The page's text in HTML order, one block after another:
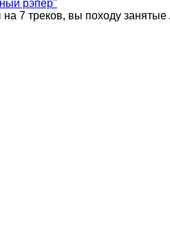
рэпер"
7 треков, вы походу